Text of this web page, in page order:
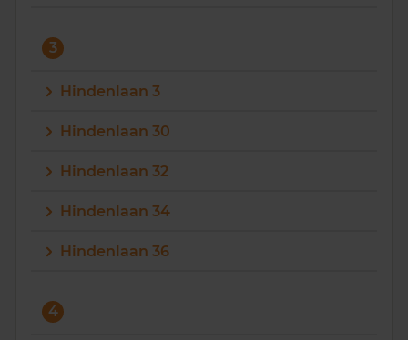
3
Hindenlaan 3
Hindenlaan 30
Hindenlaan 32
Hindenlaan 34
Hindenlaan 36
4